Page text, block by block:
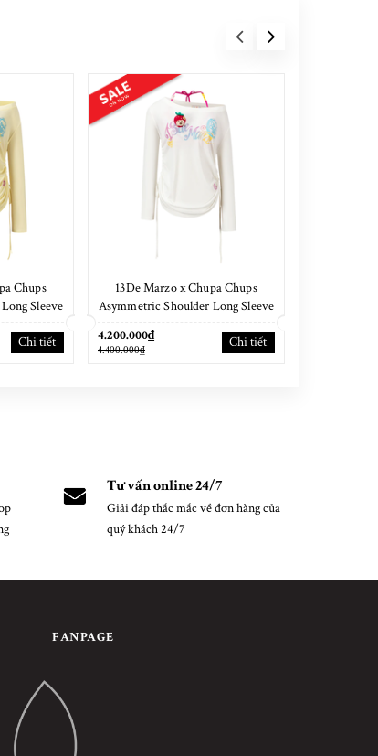
Chups
Sleeve
Chi tiết
13De Marzo x Chupa Chups
Asymmetric Shoulder Long Sleeve
4.200.000₫
4.400.000₫ Chi tiết
Tư vấn online 24/7
Giải đáp thắc mắc về đơn hàng của
quý khách 24/7
FANPAGE